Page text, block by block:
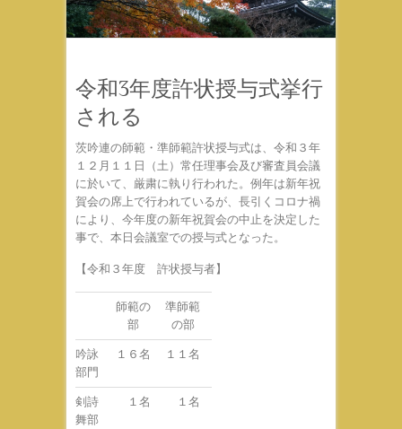
令和3年度許状授与式挙行
される
茨吟連の師範・準師範許状授与式は、令和３年
１２月１１日（土）常任理事会及び審査員会議
に於いて、厳粛に執り行われた。例年は新年祝
賀会の席上で行われているが、長引くコロナ禍
により、今年度の新年祝賀会の中止を決定した
事で、本日会議室での授与式となった。
【令和３年度 許状授与者】
師範の
部
準師範
の部
吟詠
部門
１６名 １１名
剣詩
舞部
１名 １名